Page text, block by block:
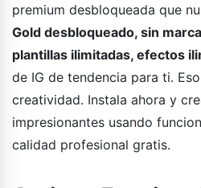
premium desbloqueada que
Gold desbloqueado, sin
plantillas ilimitadas, efectos
de IG de tendencia para ti.
creatividad. Instala ahora y
impresionantes usando
calidad profesional gratis.